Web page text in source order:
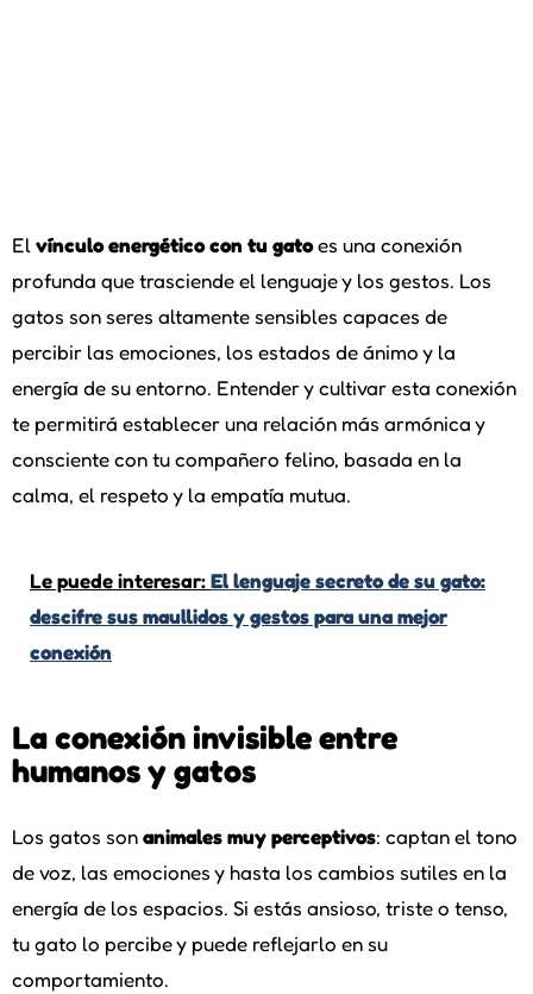
Elvínculo energético con tu gatoes una conexión
profunda que trasciende el lenguaje y los gestos. Los
gatos son seres altamente sensibles capaces de
percibir las emociones, los estados de ánimo y la
energía de su entorno. Entender y cultivar esta conexión
te permitirá establecer una relación más armónica y
consciente con tu compañero felino, basada en la
calma, el respeto y la empatía mutua.
Le puede interesar:El lenguaje secreto de su gato:
descifre sus maullidos y gestos para una mejor
conexión
La conexión invisible entre
humanos y gatos
Los gatos sonanimales muy perceptivos: captan el tono
de voz, las emociones y hasta los cambios sutiles en la
energía de los espacios. Si estás ansioso, triste o tenso,
tu gato lo percibe y puede reflejarlo en su
comportamiento.